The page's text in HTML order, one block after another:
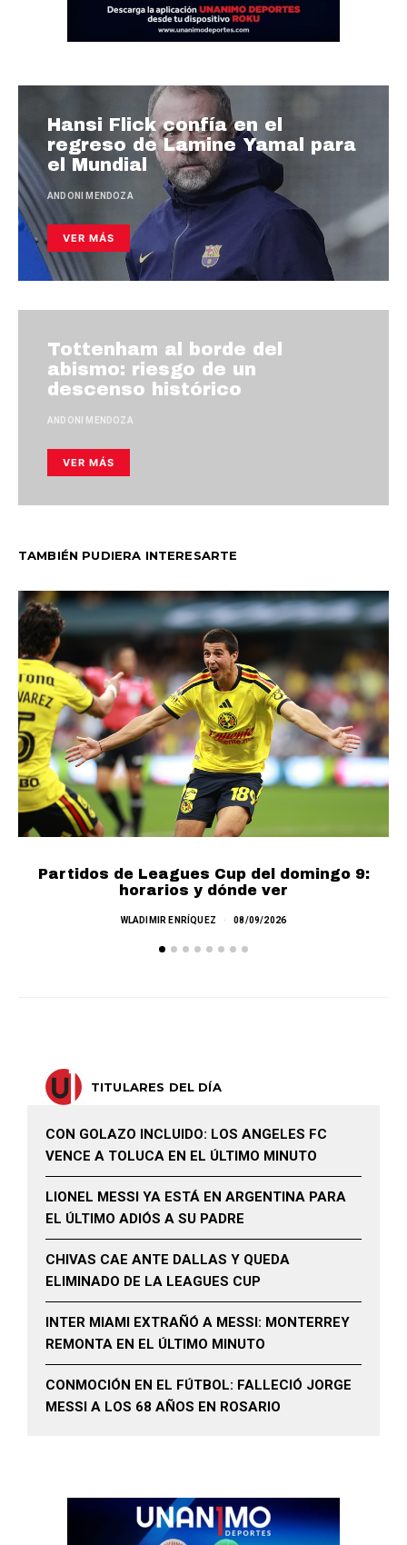
Hansi Flick confía en el
regreso de Lamine Yamal para
el Mundial
ANDONI MENDOZA
VER MÁS
Tottenham al borde del
abismo: riesgo de un
descenso histórico
ANDONI MENDOZA
VER MÁS
TAMBIÉN PUDIERA INTERESARTE
Partidos de Leagues Cup del domingo 9:
horarios y dónde ver
WLADIMIR ENRÍQUEZ 08/09/2026
TITULARES DEL DÍA
CON GOLAZO INCLUIDO: LOS ANGELES FC
VENCE A TOLUCA EN EL ÚLTIMO MINUTO
LIONEL MESSI YA ESTÁ EN ARGENTINA PARA
EL ÚLTIMO ADIÓS A SU PADRE
CHIVAS CAE ANTE DALLAS Y QUEDA
ELIMINADO DE LA LEAGUES CUP
INTER MIAMI EXTRAÑÓ A MESSI: MONTERREY
REMONTA EN EL ÚLTIMO MINUTO
CONMOCIÓN EN EL FÚTBOL: FALLECIÓ JORGE
MESSI A LOS 68 AÑOS EN ROSARIO